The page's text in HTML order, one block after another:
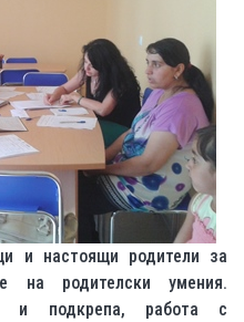
и настоящи родители за
на родителски умения.
и подкрепа, работа с